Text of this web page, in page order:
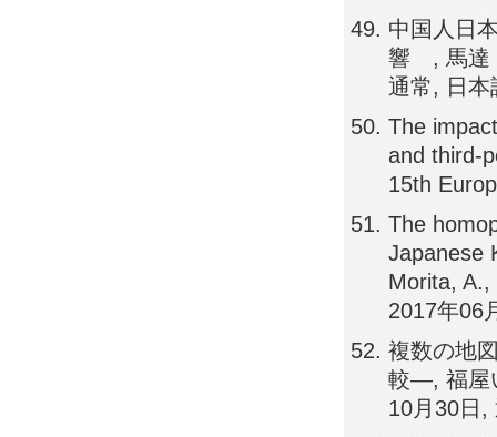
中国人日
響 , 馬達
通常, 日本
The
and third-
15th
The
Japanese
Morita,
2017年06
複数の地
較―, 福屋
10月30日,